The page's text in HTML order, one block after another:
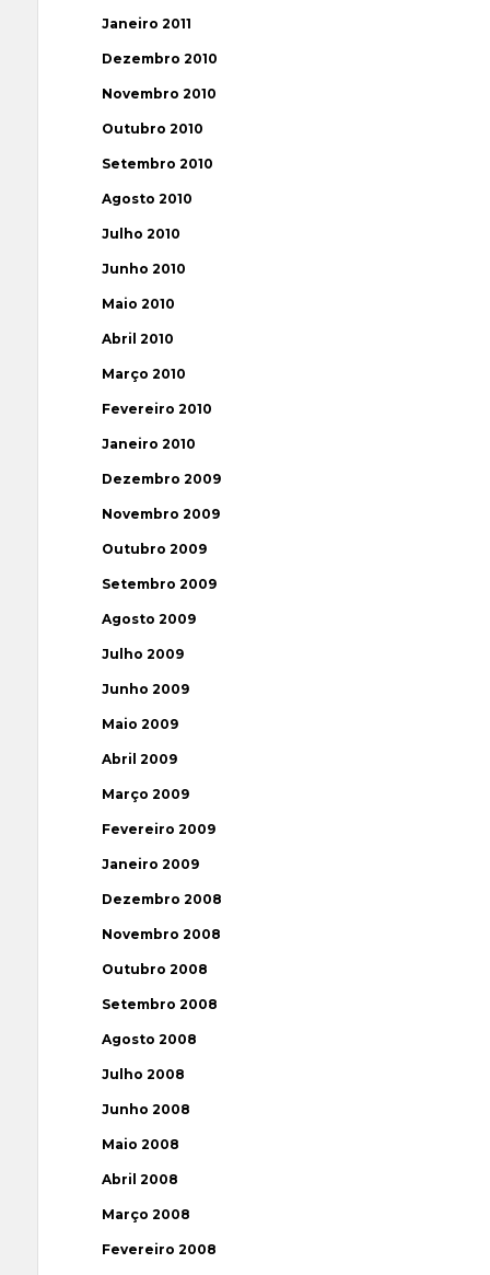
Janeiro 2011
Dezembro 2010
Novembro 2010
Outubro 2010
Setembro 2010
Agosto 2010
Julho 2010
Junho 2010
Maio 2010
Abril 2010
Março 2010
Fevereiro 2010
Janeiro 2010
Dezembro 2009
Novembro 2009
Outubro 2009
Setembro 2009
Agosto 2009
Julho 2009
Junho 2009
Maio 2009
Abril 2009
Março 2009
Fevereiro 2009
Janeiro 2009
Dezembro 2008
Novembro 2008
Outubro 2008
Setembro 2008
Agosto 2008
Julho 2008
Junho 2008
Maio 2008
Abril 2008
Março 2008
Fevereiro 2008